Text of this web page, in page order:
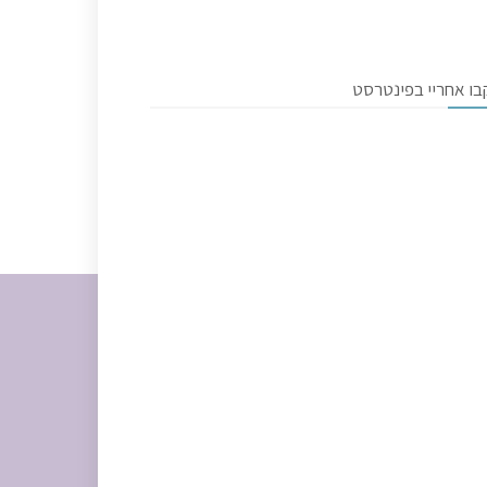
אחריי בפינטרסט